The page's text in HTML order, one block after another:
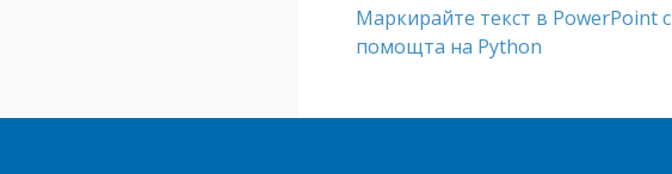
Маркирайте текст в PowerPoint с
помощта на Python